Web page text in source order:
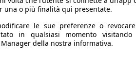
una o più finalità qui presentate.
le sue preferenze o
in qualsiasi momento
Manager della nostra informativa.